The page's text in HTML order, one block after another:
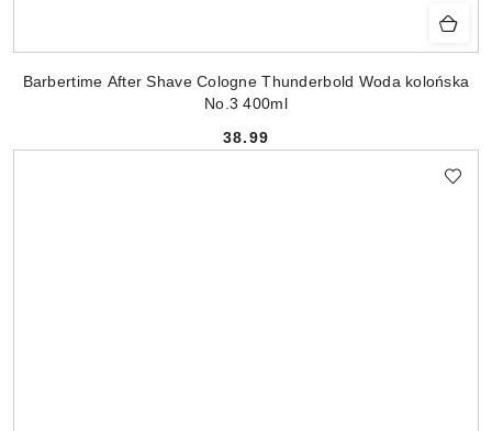
Barbertime After Shave Cologne Thunderbold Woda kolońska
No.3 400ml
Cena:
38.99